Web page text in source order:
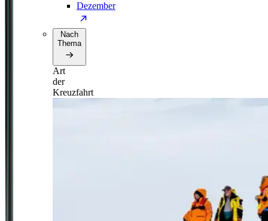
Dezember
Nach
Thema
Art
der
Kreuzfahrt